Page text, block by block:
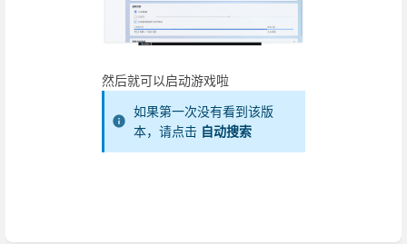
然后就可以启动游戏啦
如果第一次没有看到该版
本，请点击 自动搜索